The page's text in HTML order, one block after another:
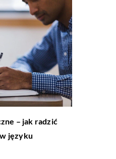
– jak radzić
języku